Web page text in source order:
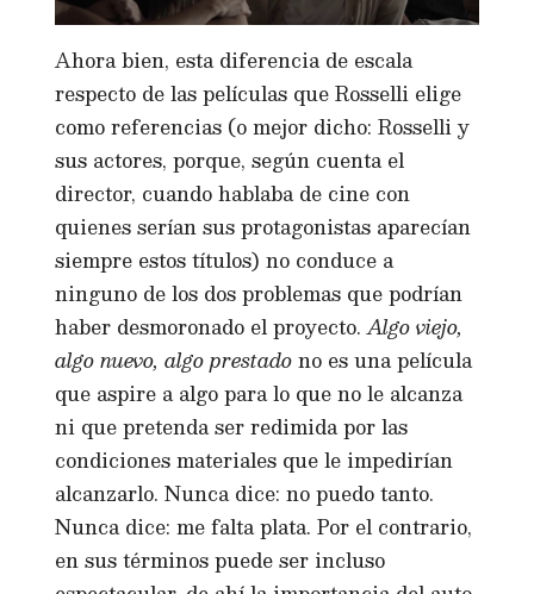
Ahora bien, esta diferencia de escala
respecto de las películas que Rosselli elige
como referencias (o mejor dicho: Rosselli y
sus actores, porque, según cuenta el
director, cuando hablaba de cine con
quienes serían sus protagonistas aparecían
siempre estos títulos) no conduce a
ninguno de los dos problemas que podrían
haber desmoronado el proyecto.Algo viejo,
algo nuevo, algo prestadono es una película
que aspire a algo para lo que no le alcanza
ni que pretenda ser redimida por las
condiciones materiales que le impedirían
alcanzarlo. Nunca dice: no puedo tanto.
Nunca dice: me falta plata. Por el contrario,
en sus términos puede ser incluso